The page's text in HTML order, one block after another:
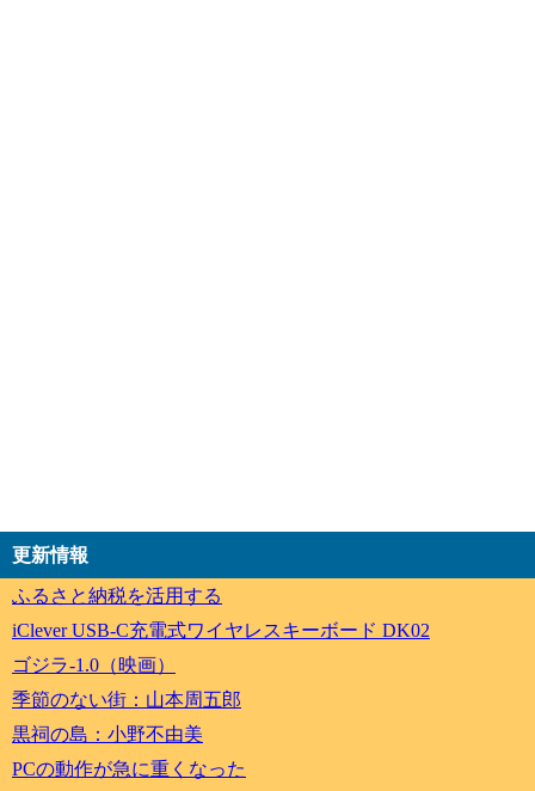
更新情報
ふるさと納税を活用する
iClever USB-C充電式ワイヤレスキーボード DK02
ゴジラ-1.0（映画）
季節のない街：山本周五郎
黒祠の島：小野不由美
PCの動作が急に重くなった